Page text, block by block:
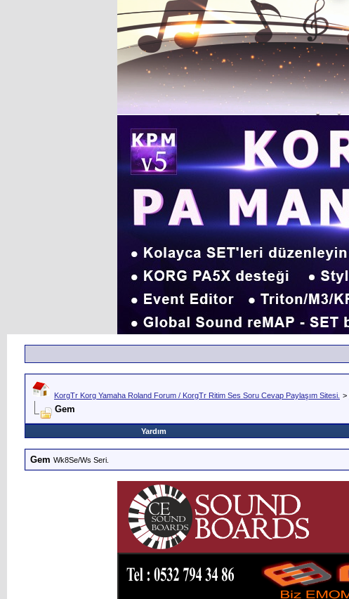
KorgTr Korg Yamaha Roland Forum / KorgTr Ritim Ses Soru Cevap Paylaşım Sitesi. >
Gem
Yardım
Gem Wk8Se/Ws Seri.